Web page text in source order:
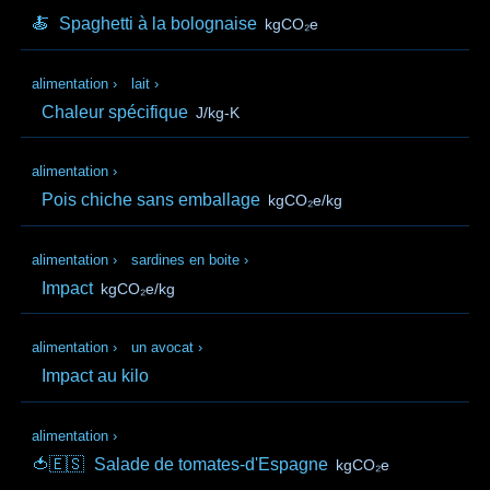
🍝 Spaghetti à la bolognaise kgCO₂e
alimentation › lait ›
Chaleur spécifique J/kg-K
alimentation ›
Pois chiche sans emballage kgCO₂e/kg
alimentation › sardines en boite ›
Impact kgCO₂e/kg
alimentation › un avocat ›
Impact au kilo
alimentation ›
🍅🇪🇸 Salade de tomates-d'Espagne kgCO₂e